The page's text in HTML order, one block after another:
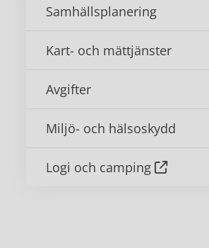
Samhällsplanering
Kart- och mättjänster
Avgifter
Miljö- och hälsoskydd
Logi och camping